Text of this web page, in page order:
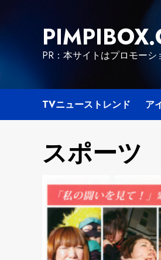
PR：本サイトはプロモーシ
TVニューストレンド ア
スポーツ